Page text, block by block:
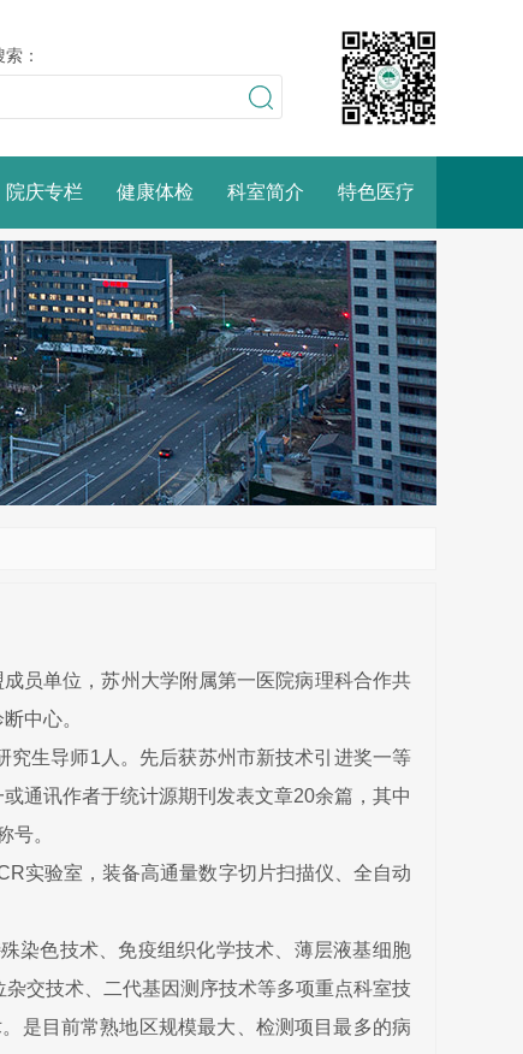
：
院庆专栏 健康体检 科室简介 特色医疗
员单位，苏州大学附属第一医院病理科合作共
中心。
生导师1人。先后获苏州市新技术引进奖一等
通讯作者于统计源期刊发表文章20余篇，其中
号。
实验室，装备高通量数字切片扫描仪、全自动
色技术、免疫组织化学技术、薄层液基细胞
交技术、二代基因测序技术等多项重点科室技
是目前常熟地区规模最大、检测项目最多的病